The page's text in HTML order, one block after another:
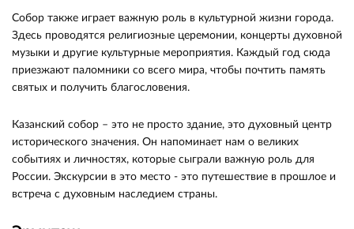
Собор также играет важную роль в культурной жизни города.
Здесь проводятся религиозные церемонии, концерты духовной
музыки и другие культурные мероприятия. Каждый год сюда
приезжают паломники со всего мира, чтобы почтить память
святых и получить благословения.
Казанский собор – это не просто здание, это духовный центр
исторического значения. Он напоминает нам о великих
событиях и личностях, которые сыграли важную роль для
России. Экскурсии в это место - это путешествие в прошлое и
встреча с духовным наследием страны.